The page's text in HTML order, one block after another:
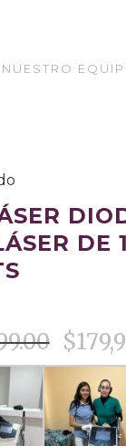
NUESTRO
DE
$